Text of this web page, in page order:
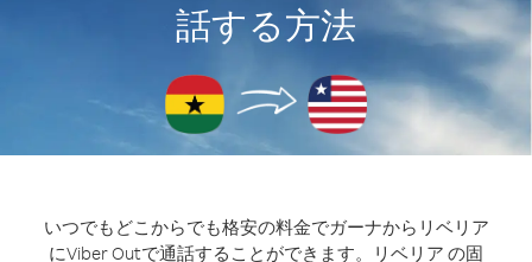
話する方法
いつでもどこからでも格安の料金でガーナからリベリア
にViber Outで通話することができます。
リベリア の固